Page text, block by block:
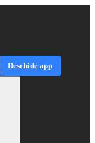
Deschide app